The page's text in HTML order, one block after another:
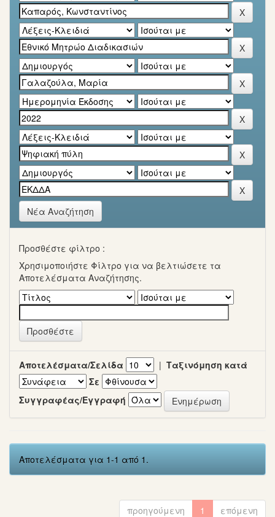
Νέα Αναζήτηση
Προσθέστε φίλτρο :
Χρησιμοποιήστε Φίλτρο για να βελτιώσετε τα
Αποτελέσματα Αναζήτησης.
Αποτελέσματα/Σελίδα | Ταξινόμηση κατά
Σε
Συγγραφέας/Εγγραφή
Αποτελέσματα για 1-1 από 1.
προηγούμενη 1 επόμενη